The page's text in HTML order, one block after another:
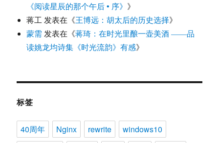
《阅读星辰的那个午后 • 序》 》
蒋工 发表在《王博远：胡太后的历史选择》
蒙需 发表在《蒋琦：在时光里酿一壶美酒 ——品
读姚龙均诗集《时光流韵》有感》
标签
40周年 Nginx rewrite
windows10